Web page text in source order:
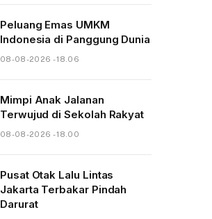
Peluang Emas UMKM
Indonesia di Panggung Dunia
08-08-2026 - 18.06
Mimpi Anak Jalanan
Terwujud di Sekolah Rakyat
08-08-2026 - 18.00
Pusat Otak Lalu Lintas
Jakarta Terbakar Pindah
Darurat